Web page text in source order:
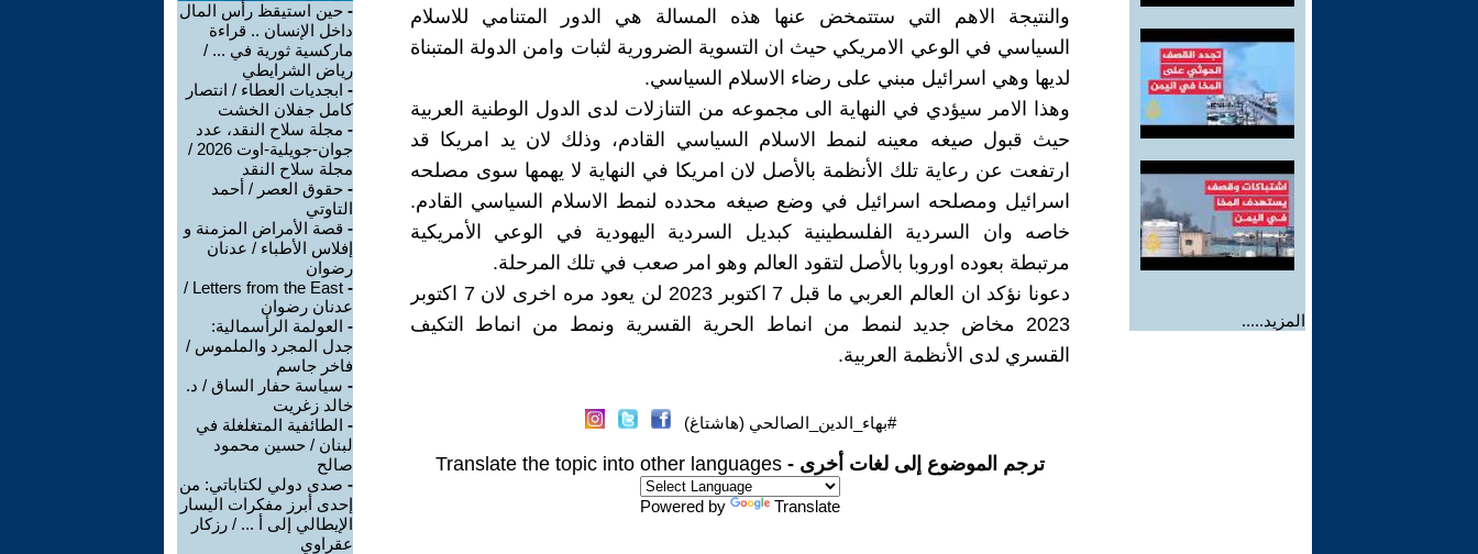
المزيد.....
والنتيجة الاهم التي ستتمخض عنها هذه المسالة هي الدور المتنامي للاسلام
السياسي في الوعي الامريكي حيث ان التسوية الضرورية لثبات وامن الدولة المتبناة
لديها وهي اسرائيل مبني على رضاء الاسلام السياسي.
وهذا الامر سيؤدي في النهاية الى مجموعه من التنازلات لدى الدول الوطنية العربية
حيث قبول صيغه معينه لنمط الاسلام السياسي القادم، وذلك لان يد امريكا قد
ارتفعت عن رعاية تلك الأنظمة بالأصل لان امريكا في النهاية لا يهمها سوى مصلحه
اسرائيل ومصلحه اسرائيل في وضع صيغه محدده لنمط الاسلام السياسي القادم.
خاصه وان السردية الفلسطينية كبديل السردية اليهودية في الوعي الأمريكية
مرتبطة بعوده اوروبا بالأصل لتقود العالم وهو امر صعب في تلك المرحلة.
دعونا نؤكد ان العالم العربي ما قبل 7 اكتوبر 2023 لن يعود مره اخرى لان 7 اكتوبر
2023 مخاض جديد لنمط من انماط الحرية القسرية ونمط من انماط التكيف
القسري لدى الأنظمة العربية.
#بهاء_الدين_الصالحي (هاشتاغ)
ترجم الموضوع إلى لغات أخرى - Translate the topic into other languages
Powered by Translate
- حين استيقظ رأس المال
داخل الإنسان .. قراءة
ماركسية ثورية في ... /
رياض الشرايطي
- ابجديات العطاء / انتصار
كامل جفلان الخشت
- مجلة سلاح النقد، عدد
جوان-جويلية-اوت 2026 /
مجلة سلاح النقد
- حقوق العصر / أحمد
التاوتي
- قصة الأمراض المزمنة و
إفلاس الأطباء / عدنان
رضوان
-
Letters from the East /
عدنان رضوان
- العولمة الرأسمالية:
جدل المجرد والملموس /
فاخر جاسم
- سياسة حفار الساق / د.
خالد زغريت
- الطائفية المتغلغلة في
لبنان / حسين محمود
صالح
- صدى دولي لكتاباتي: من
إحدى أبرز مفكرات اليسار
الإيطالي إلى أ ... / رزكار
عقراوي